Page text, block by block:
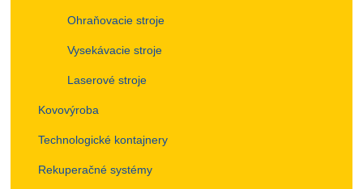
Ohraňovacie stroje
Vysekávacie stroje
Laserové stroje
Kovovýroba
Technologické kontajnery
Rekuperačné systémy